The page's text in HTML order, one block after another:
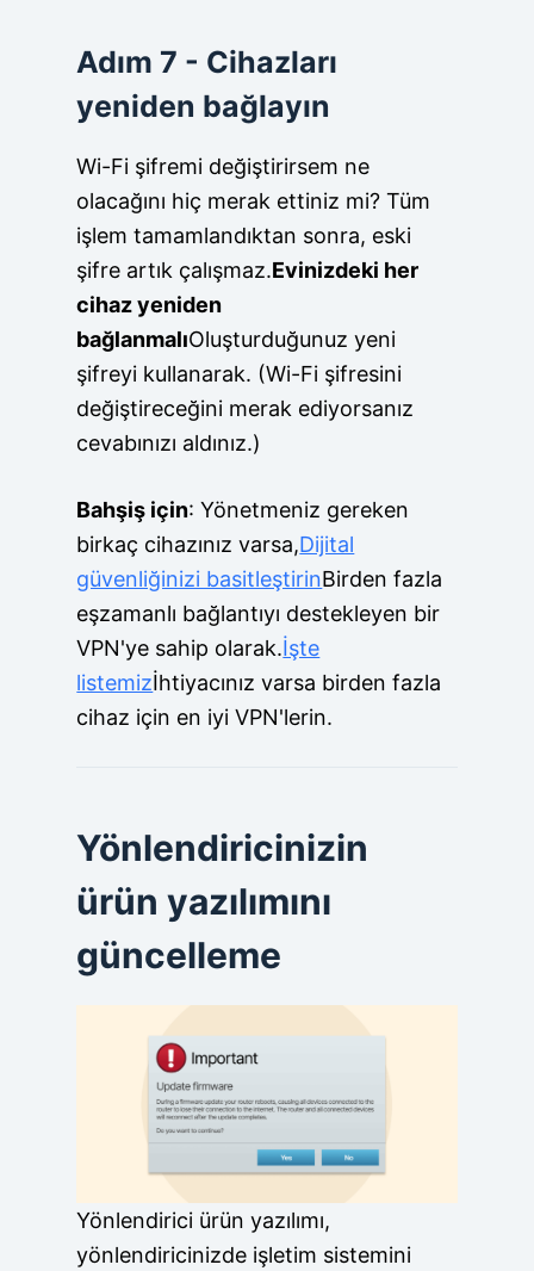
Adım 7 - Cihazları
yeniden bağlayın
Wi-Fi şifremi değiştirirsem ne
olacağını hiç merak ettiniz mi? Tüm
işlem tamamlandıktan sonra, eski
şifre artık çalışmaz.Evinizdeki her
cihaz yeniden
bağlanmalıOluşturduğunuz yeni
şifreyi kullanarak. (Wi-Fi şifresini
değiştireceğini merak ediyorsanız
cevabınızı aldınız.)
Bahşiş için: Yönetmeniz gereken
birkaç cihazınız varsa,Dijital
güvenliğinizi basitleştirinBirden fazla
eşzamanlı bağlantıyı destekleyen bir
VPN'ye sahip olarak.İşte
listemizİhtiyacınız varsa birden fazla
cihaz için en iyi VPN'lerin.
Yönlendiricinizin
ürün yazılımını
güncelleme
Yönlendirici ürün yazılımı,
yönlendiricinizde işletim sistemini